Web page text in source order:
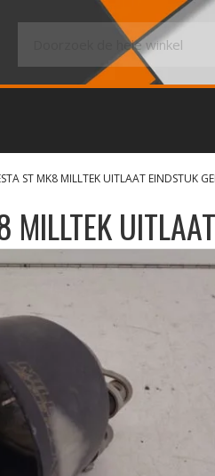
ST MK8 MILLTEK UITLAAT EINDSTUK
MILLTEK